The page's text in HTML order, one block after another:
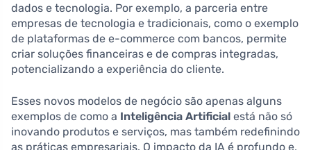
dados e tecnologia. Por exemplo, a parceria entre
empresas de tecnologia e tradicionais, como o exemplo
de plataformas de e-commerce com bancos, permite
criar soluções financeiras e de compras integradas,
potencializando a experiência do cliente.
Esses novos modelos de negócio são apenas alguns
exemplos de como a Inteligência Artificial está não só
inovando produtos e serviços, mas também redefinindo
as práticas empresariais. O impacto da IA é profundo e,